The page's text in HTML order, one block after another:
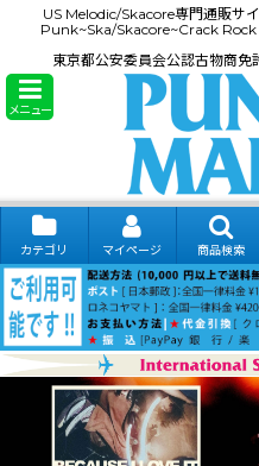
US Melodic/Skacore専門通販
Punk~Ska/Skacore~Crack Rock
東京都公安委員会公認古物商
メニュー
カテゴリ マイページ 商品検索